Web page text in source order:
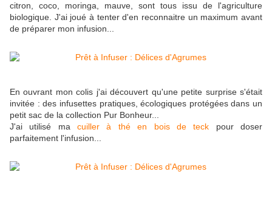
citron, coco, moringa, mauve, sont tous issu de l'agriculture
biologique. J'ai joué à tenter d'en reconnaitre un maximum avant
de préparer mon infusion...
En ouvrant mon colis j'ai découvert qu'une petite surprise s'était
invitée : des infusettes pratiques, écologiques protégées dans un
petit sac de la collection Pur Bonheur...
J'ai utilisé macuiller à thé en bois de teck pour doser
parfaitement l'infusion...